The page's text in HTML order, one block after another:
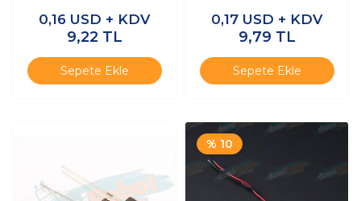
0,16 USD + KDV
9,22 TL
Sepete Ekle
0,17 USD + KDV
9,79 TL
Sepete Ekle
% 10